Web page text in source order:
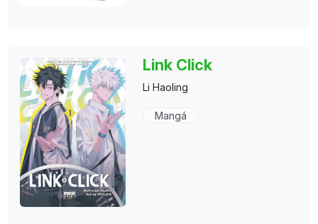
Link Click
Li Haoling
Mangá